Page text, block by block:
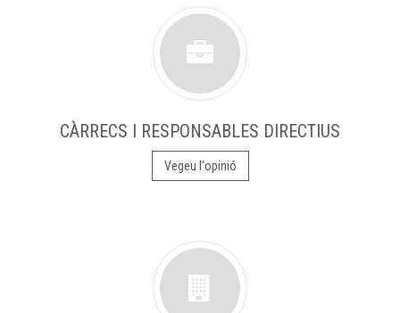
CÀRRECS I RESPONSABLES DIRECTIUS
Vegeu l'opinió